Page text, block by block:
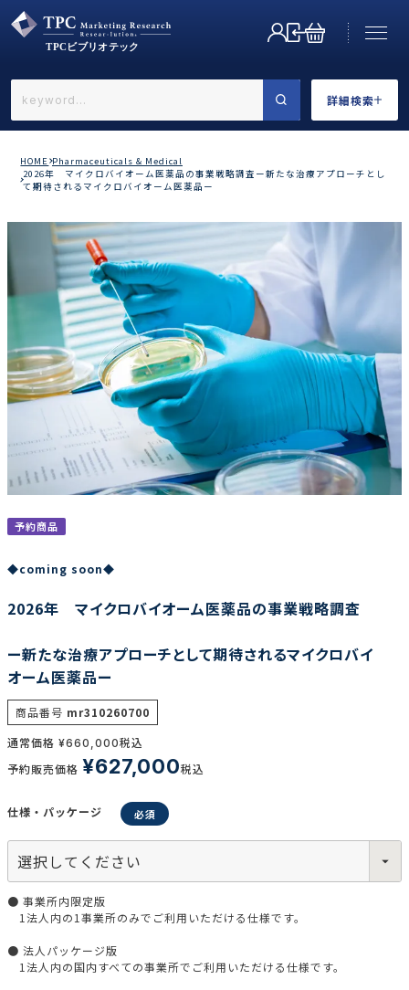
詳細検索
←戻る
業界で選ぶ
カテゴリで選ぶ
調査の種類で選ぶ
リセット 検索する
HOME Pharmaceuticals & Medical
2026年 マイクロバイオーム医薬品の事業戦略調査ー新たな治療アプローチとし
て期待されるマイクロバイオーム医薬品ー
予約商品
◆coming soon◆
2026年 マイクロバイオーム医薬品の事業戦略調査
ー新たな治療アプローチとして期待されるマイクロバイ
オーム医薬品ー
商品番号 mr310260700
通常価格 ¥660,000税込
予約販売価格 ¥627,000税込
仕様・パッケージ
● 事業所内限定版
1法人内の1事業所のみでご利用いただける仕様です。
● 法人パッケージ版
1法人内の国内すべての事業所でご利用いただける仕様です。